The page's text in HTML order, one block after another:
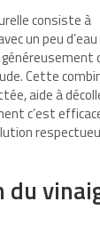
consiste à
un peu
Cette
aide à
c’est